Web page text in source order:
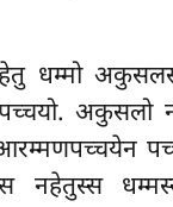
धम्मो
अकुसलो
नहेतुस्स